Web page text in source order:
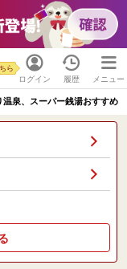
ログイン
ら
履歴 メニュー
泉、スーパー銭湯おすすめ